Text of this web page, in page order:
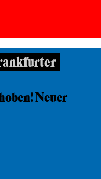
Neuer